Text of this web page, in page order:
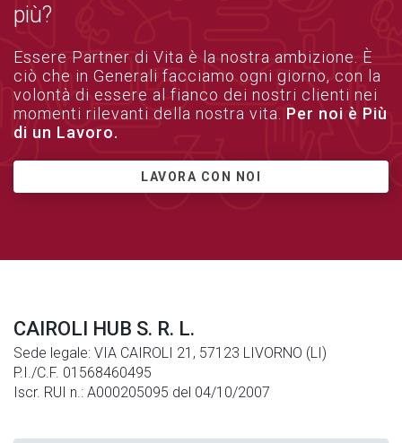
più?
Essere Partner di Vita è la nostra ambizione. È
ciò che in Generali facciamo ogni giorno, con la
volontà di essere al fianco dei nostri clienti nei
momenti rilevanti della nostra vita. Per noi è Più
di un Lavoro.
LAVORA CON NOI
CAIROLI HUB S. R. L.
Sede legale: VIA CAIROLI 21, 57123 LIVORNO (LI)
P.I./C.F. 01568460495
Iscr. RUI n.: A000205095 del 04/10/2007